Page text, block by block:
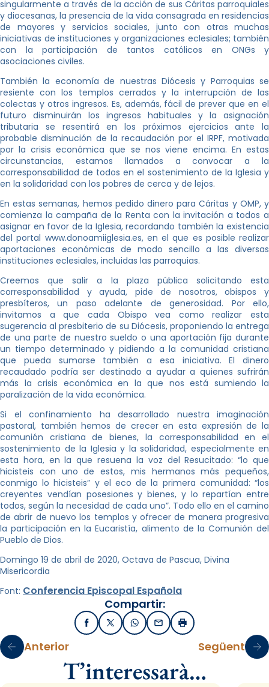
singularmente a través de la acción de sus Cáritas parroquiales
y diocesanas, la presencia de la vida consagrada en residencias
de mayores y servicios sociales, junto con otras muchas
iniciativas de instituciones y organizaciones eclesiales; también
con la participación de tantos católicos en ONGs y
asociaciones civiles.
También la economía de nuestras Diócesis y Parroquias se
resiente con los templos cerrados y la interrupción de las
colectas y otros ingresos. Es, además, fácil de prever que en el
futuro disminuirán los ingresos habituales y la asignación
tributaria se resentirá en los próximos ejercicios ante la
probable disminución de la recaudación por el IRPF, motivada
por la crisis económica que se nos viene encima. En estas
circunstancias, estamos llamados a convocar a la
corresponsabilidad de todos en el sostenimiento de la Iglesia y
en la solidaridad con los pobres de cerca y de lejos.
En estas semanas, hemos pedido dinero para Cáritas y OMP, y
comienza la campaña de la Renta con la invitación a todos a
asignar en favor de la Iglesia, recordando también la existencia
del portal www.donoamiiglesia.es, en el que es posible realizar
aportaciones económicas de modo sencillo a las diversas
instituciones eclesiales, incluidas las parroquias.
Creemos que salir a la plaza pública solicitando esta
corresponsabilidad y ayuda, pide de nosotros, obispos y
presbíteros, un paso adelante de generosidad. Por ello,
invitamos a que cada Obispo vea como realizar esta
sugerencia al presbiterio de su Diócesis, proponiendo la entrega
de una parte de nuestro sueldo o una aportación fija durante
un tiempo determinado y pidiendo a la comunidad cristiana
que pueda sumarse también a esa iniciativa. El dinero
recaudado podría ser destinado a ayudar a quienes sufrirán
más la crisis económica en la que nos está sumiendo la
paralización de la vida económica.
Si el confinamiento ha desarrollado nuestra imaginación
pastoral, también hemos de crecer en esta expresión de la
comunión cristiana de bienes, la corresponsabilidad en el
sostenimiento de la Iglesia y la solidaridad, especialmente en
esta hora, en la que resuena la voz del Resucitado: “lo que
hicisteis con uno de estos, mis hermanos más pequeños,
conmigo lo hicisteis” y el eco de la primera comunidad: “los
creyentes vendían posesiones y bienes, y lo repartían entre
todos, según la necesidad de cada uno”. Todo ello en el camino
de abrir de nuevo los templos y ofrecer de manera progresiva
la participación en la Eucaristía, alimento de la Comunión del
Pueblo de Dios.
Domingo 19 de abril de 2020, Octava de Pascua, Divina
Misericordia
Font: Conferencia Episcopal Española
Compartir:
FacebookX / TwitterWhatsApp
EmailImprimir
Anterior Següent
T’interessarà…